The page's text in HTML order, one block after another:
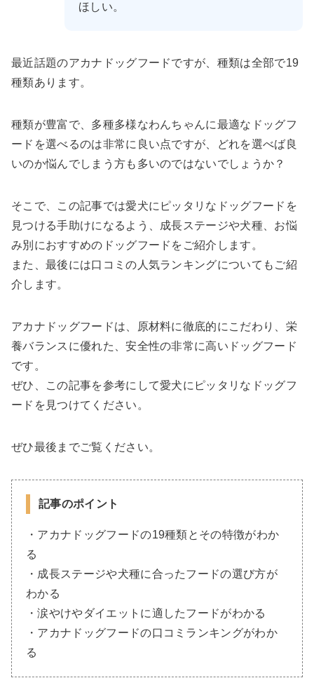
ほしい。
最近話題のアカナドッグフードですが、種類は全部で19
種類あります。
種類が豊富で、多種多様なわんちゃんに最適なドッグフ
ードを選べるのは非常に良い点ですが、どれを選べば良
いのか悩んでしまう方も多いのではないでしょうか？
そこで、この記事では愛犬にピッタリなドッグフードを
見つける手助けになるよう、成長ステージや犬種、お悩
み別におすすめのドッグフードをご紹介します。
また、最後には口コミの人気ランキングについてもご紹
介します。
アカナドッグフードは、原材料に徹底的にこだわり、栄
養バランスに優れた、安全性の非常に高いドッグフード
です。
ぜひ、この記事を参考にして愛犬にピッタリなドッグフ
ードを見つけてください。
ぜひ最後までご覧ください。
記事のポイント
・アカナドッグフードの19種類とその特徴がわか
る
・成長ステージや犬種に合ったフードの選び方が
わかる
・涙やけやダイエットに適したフードがわかる
・アカナドッグフードの口コミランキングがわか
る